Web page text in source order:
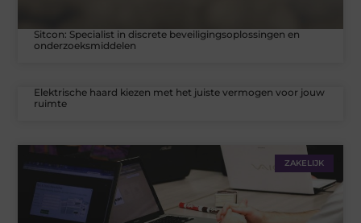
Sitcon: Specialist in discrete beveiligingsoplossingen en
onderzoeksmiddelen
Elektrische haard kiezen met het juiste vermogen voor jouw
ruimte
ZAKELIJK